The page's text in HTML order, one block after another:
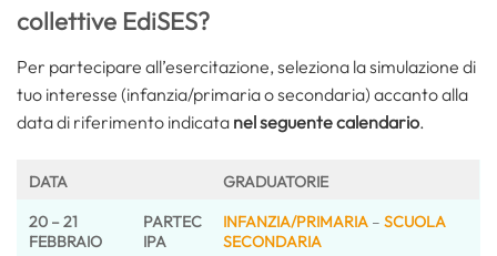
collettive EdiSES?
Per partecipare all’esercitazione, seleziona la simulazione di
tuo interesse (infanzia/primaria o secondaria) accanto alla
data di riferimento indicata nel seguente calendario.
DATA
GRADUATORIE
20 – 21
FEBBRAIO
PARTEC
IPA
INFANZIA/PRIMARIA – SCUOLA
SECONDARIA